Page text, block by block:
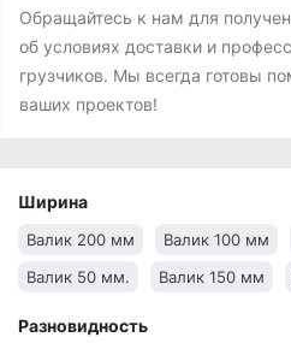
Обращайтесь к нам для
об условиях доставки и
грузчиков. Мы всегда готовы
ваших проектов!
Ширина
Валик 200 мм Валик 100 мм
Валик 50 мм.
Валик 150 мм
Разновидность